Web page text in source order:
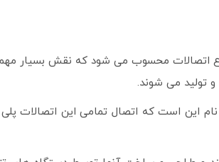
نوع اتصالات محسوب می­ شود که نقش بسیار
تولید می­ شوند.